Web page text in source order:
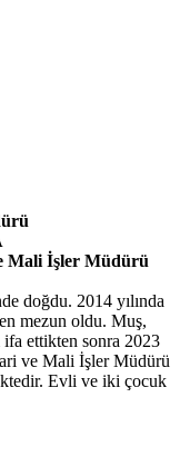
Mali İşler Müdürü
doğdu. 2014 yılında
mezun oldu. Muş,
ettikten sonra 2023
ve Mali İşler Müdürü
Evli ve iki çocuk